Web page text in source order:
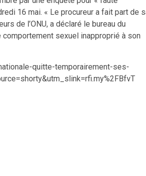
16 mai. « Le procureur a fait part de
de l’ONU, a déclaré le bureau du
sexuel inapproprié à son
quitte-temporairement-ses-